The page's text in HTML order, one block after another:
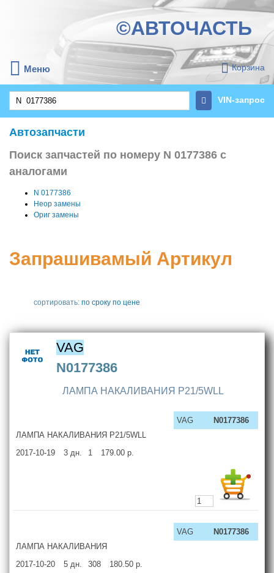
©АВТОЧАСТЬ
Меню Корзина
VIN-запрос
Автозапчасти
Поиск запчастей по номеру N 0177386 с
аналогами
N 0177386
Неор замены
Ориг замены
Запрашивамый Артикул
сортировать: по сроку по цене
VAG
N0177386
ЛАМПА НАКАЛИВАНИЯ P21/5WLL
VAG
N0177386
ЛАМПА НАКАЛИВАНИЯ P21/5WLL
2017-10-19
3 дн. 1 179.00 р.
VAG
N0177386
ЛАМПА НАКАЛИВАНИЯ
2017-10-20
5 дн. 308 180.50 р.